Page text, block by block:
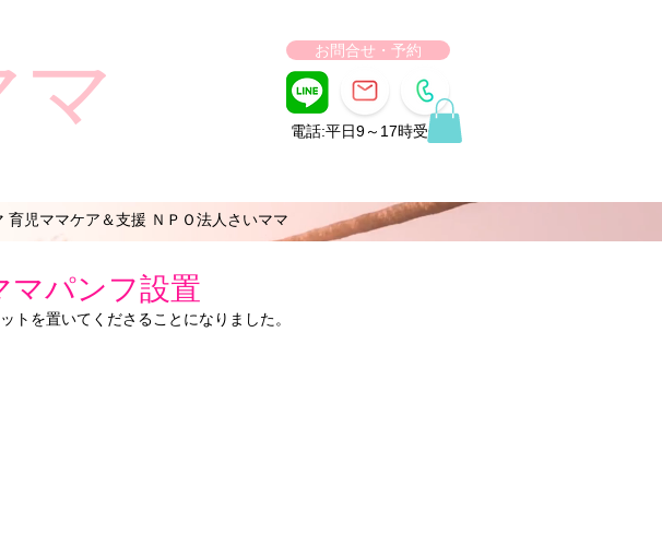
マ 電話:平日9～17時受付
お問合せ・予約
児ママケア＆支援 ＮＰＯ法人さいママ
マパンフ設置
トを置いてくださることになりました。